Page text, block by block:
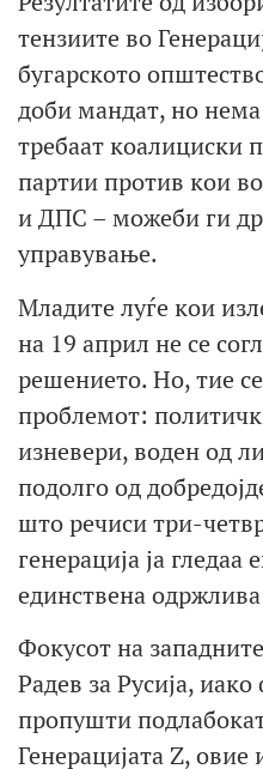
тензиите во
бугарското
доби мандат, но
требаат коалициски
партии против кои
и ДПС – можеби ги
управување.
Младите луѓе кои
на 19 април не се
решението. Но, тие се
проблемот:
изневери, воден од
подолго од
што речиси три-
генерација ја гледаа
единствена
Фокусот на
Радев за Русија,
пропушти
Генерацијата Z,